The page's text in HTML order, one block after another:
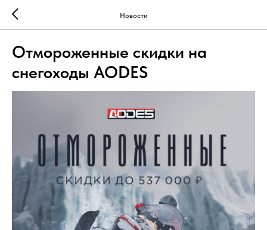
Новости
Отмороженные скидки на
снегоходы AODES